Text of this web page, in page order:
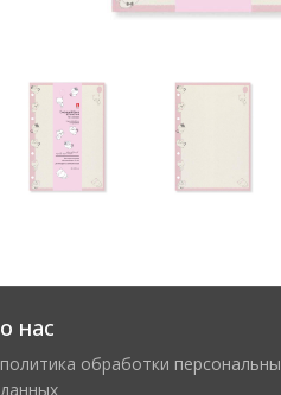
о нас
политика обработки
данных